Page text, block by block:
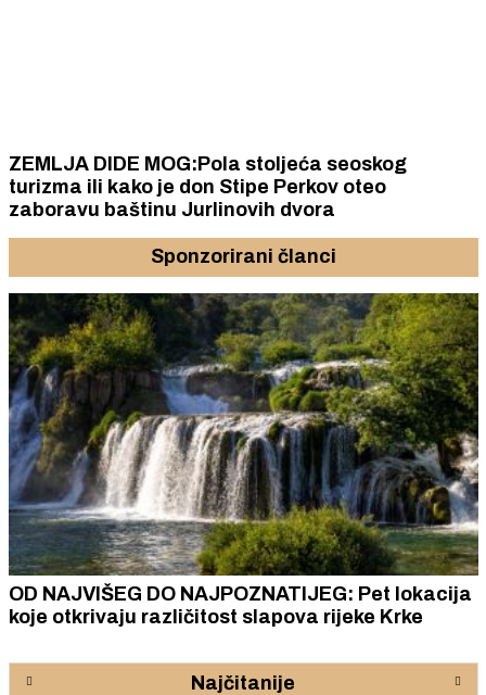
ZEMLJA DIDE MOG:Pola stoljeća seoskog
turizma ili kako je don Stipe Perkov oteo
zaboravu baštinu Jurlinovih dvora
Sponzorirani članci
OD NAJVIŠEG DO NAJPOZNATIJEG: Pet lokacija
koje otkrivaju različitost slapova rijeke Krke
Najčitanije